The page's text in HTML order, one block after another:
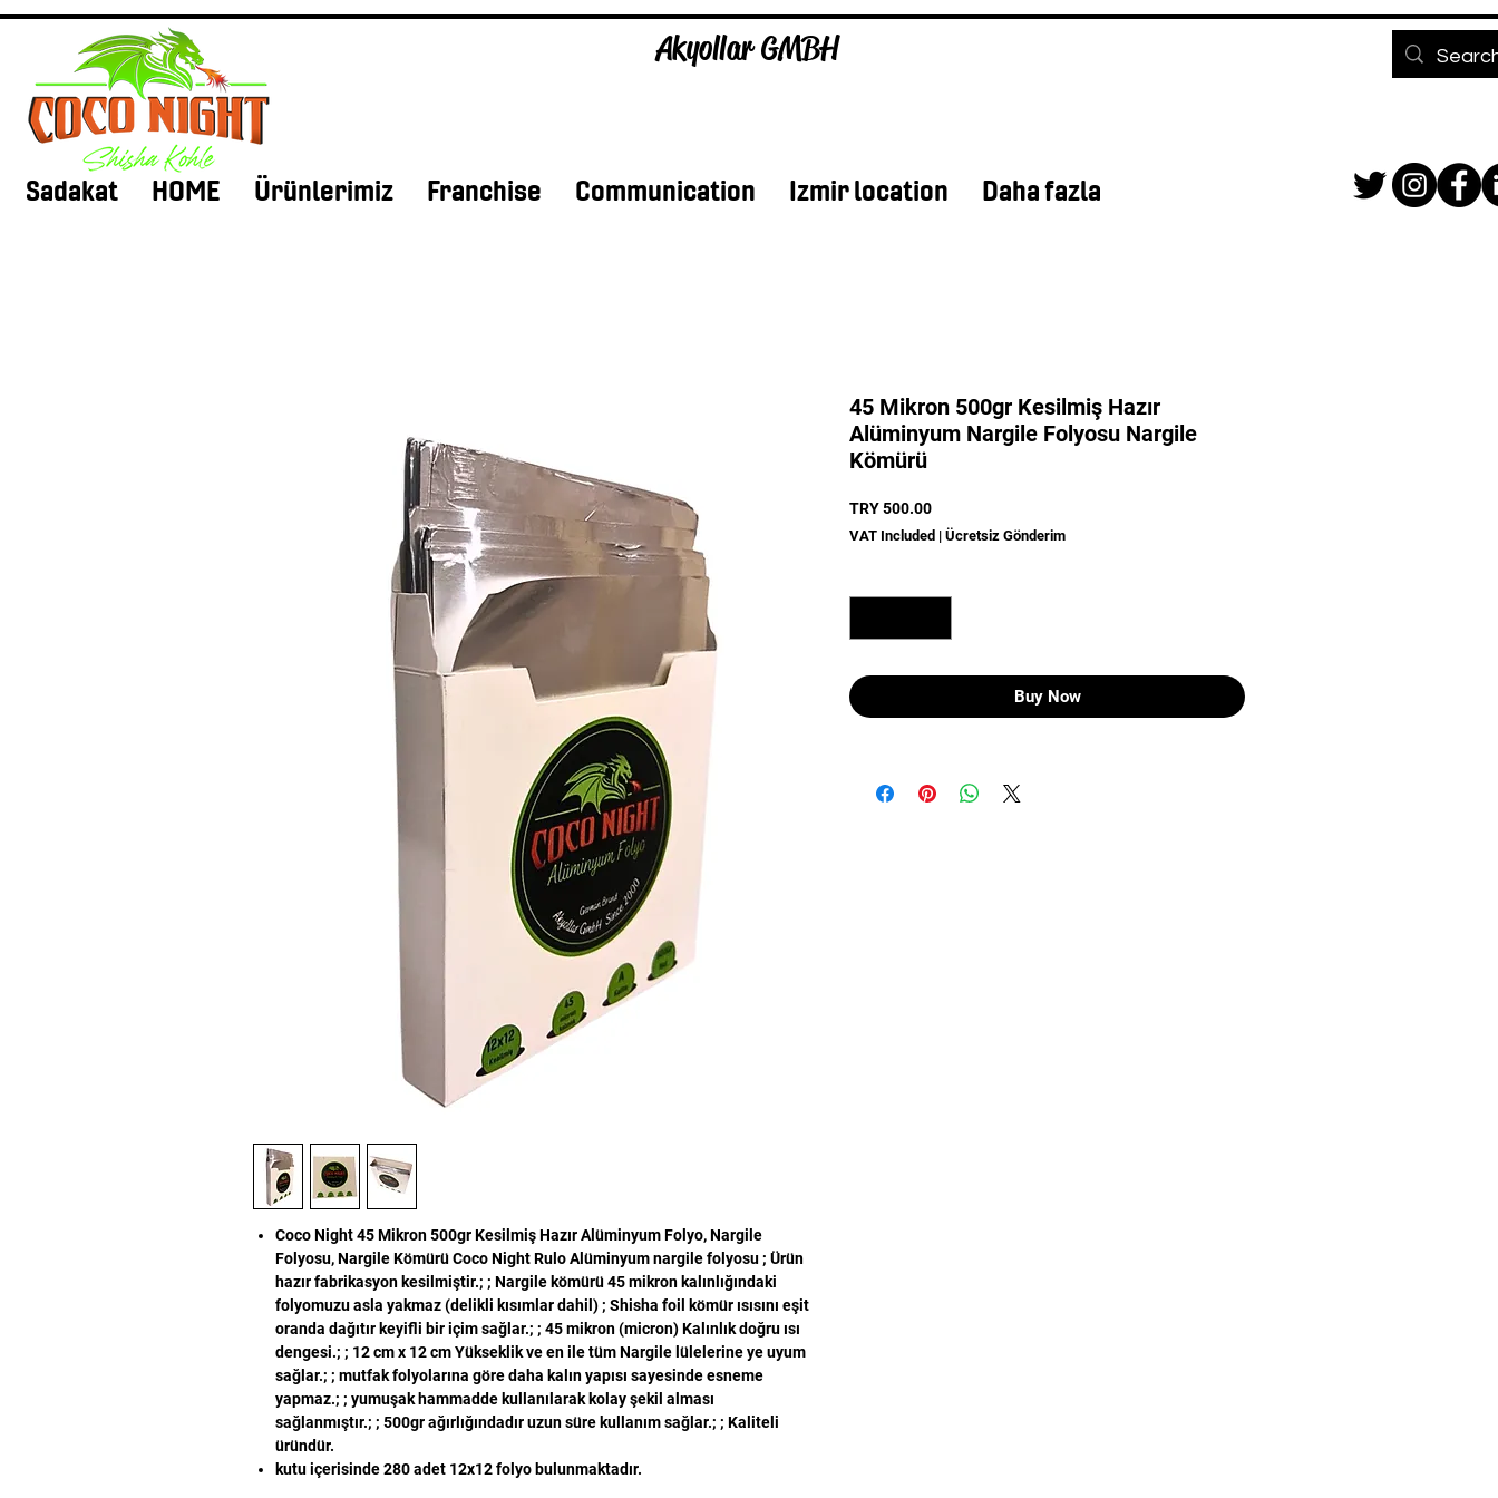
Akyollar GMBH
Sadakat HOME Ürünlerimiz Franchise Communication Izmir location Daha fazla
Coco Night 45 Mikron 500gr Kesilmiş Hazır Alüminyum Folyo, Nargile
Folyosu, Nargile Kömürü Coco Night Rulo Alüminyum nargile folyosu ; Ürün
hazır fabrikasyon kesilmiştir.; ; Nargile kömürü 45 mikron kalınlığındaki
folyomuzu asla yakmaz (delikli kısımlar dahil) ; Shisha foil kömür ısısını eşit
oranda dağıtır keyifli bir içim sağlar.; ; 45 mikron (micron) Kalınlık doğru ısı
dengesi.; ; 12 cm x 12 cm Yükseklik ve en ile tüm Nargile lülelerine ye uyum
sağlar.; ; mutfak folyolarına göre daha kalın yapısı sayesinde esneme
yapmaz.; ; yumuşak hammadde kullanılarak kolay şekil alması
sağlanmıştır.; ; 500gr ağırlığındadır uzun süre kullanım sağlar.; ; Kaliteli
üründür.
kutu içerisinde 280 adet 12x12 folyo bulunmaktadır.
45 Mikron 500gr Kesilmiş Hazır
Alüminyum Nargile Folyosu Nargile
Kömürü
TRY 500.00Price
VAT Included | Ücretsiz Gönderim
Buy Now